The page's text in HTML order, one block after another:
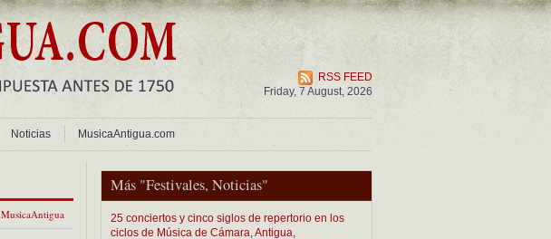
RSS FEED
Friday, 7 August, 2026
Noticias MusicaAntigua.com
Más "Festivales, Noticias"
25 conciertos y cinco siglos de repertorio en los
ciclos de Música de Cámara, Antigua,
MusicaAntigua